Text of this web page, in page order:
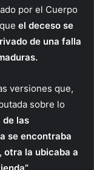
por el Cuerpo
el deceso se
de una falla
versiones que,
sobre lo
de las
se encontraba
otra la ubicaba a